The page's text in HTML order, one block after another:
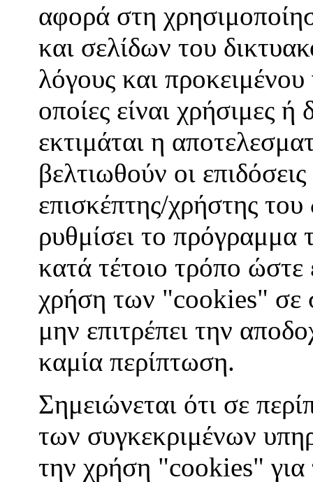
αφορά στη
και σελίδων του
λόγους και προκειμένου
οποίες είναι χρήσιμες
εκτιμάται η
βελτιωθούν οι
επισκέπτης/χρήστης
ρυθμίσει το πρόγραμμα
κατά τέτοιο τρόπο ώστε
χρήση των "cookies" σε
μην επιτρέπει την
καμία περίπτωση.
Σημειώνεται ότι σε
των συγκεκριμένων
την χρήση "cookies" για